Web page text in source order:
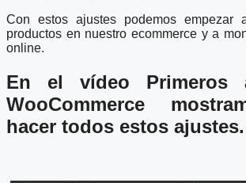
Con estos ajustes podemos empezar
productos en nuestro ecommerce y a
online.
En el vídeo Primeros
WooCommerce
hacer todos estos ajustes.